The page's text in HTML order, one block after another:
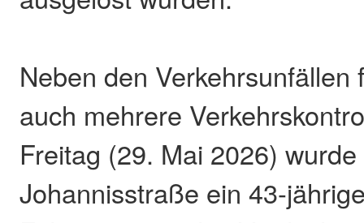
Neben den Verkehrsunfällen
auch mehrere
Freitag (29. Mai 2026)
Johannisstraße ein 43-